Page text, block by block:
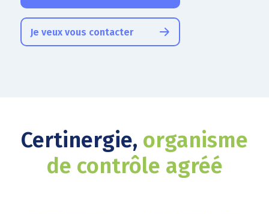
Je veux vous contacter
Certinergie, organisme
de contrôle agréé